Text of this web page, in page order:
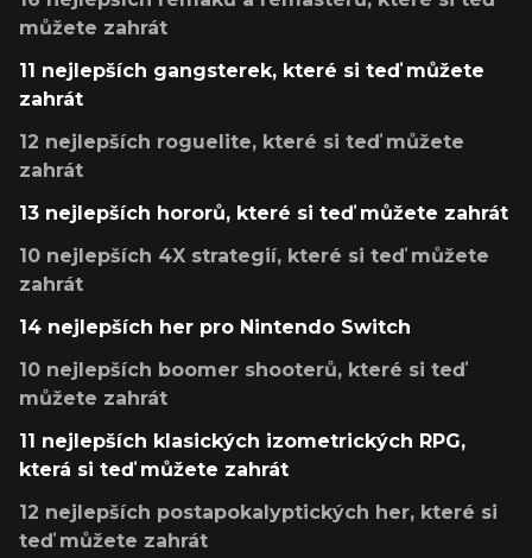
můžete zahrát
11 nejlepších gangsterek, které si teď můžete
zahrát
12 nejlepších roguelite, které si teď můžete
zahrát
13 nejlepších hororů, které si teď můžete zahrát
10 nejlepších 4X strategií, které si teď můžete
zahrát
14 nejlepších her pro Nintendo Switch
10 nejlepších boomer shooterů, které si teď
můžete zahrát
11 nejlepších klasických izometrických RPG,
která si teď můžete zahrát
12 nejlepších postapokalyptických her, které si
teď můžete zahrát